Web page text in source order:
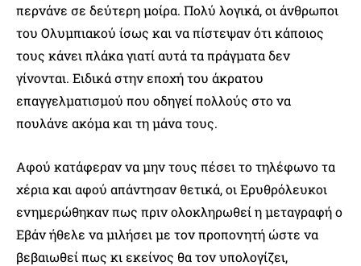
περνάνε σε δεύτερη μοίρα. Πολύ λογικά, οι άνθρωποι
του Ολυμπιακού ίσως και να πίστεψαν ότι κάποιος
τους κάνει πλάκα γιατί αυτά τα πράγματα δεν
γίνονται. Ειδικά στην εποχή του άκρατου
επαγγελματισμού που οδηγεί πολλούς στο να
πουλάνε ακόμα και τη μάνα τους.
Αφού κατάφεραν να μην τους πέσει το τηλέφωνο τα
χέρια και αφού απάντησαν θετικά, οι Ερυθρόλευκοι
ενημερώθηκαν πως πριν ολοκληρωθεί η μεταγραφή ο
Εβάν ήθελε να μιλήσει με τον προπονητή ώστε να
βεβαιωθεί πως κι εκείνος θα τον υπολογίζει,